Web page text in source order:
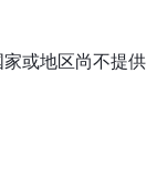
或地区尚不提